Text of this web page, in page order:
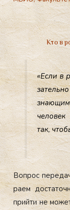
Кто в
«Ес­ли в
так,
Воп­рос
ра­ем
прий­ти не